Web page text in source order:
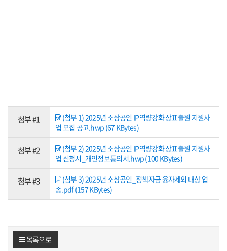
첨부 #1
(첨부 1) 2025년 소상공인 IP역량강화 상표출원 지원사
업 모집 공고.hwp (67 KBytes)
첨부 #2
(첨부 2) 2025년 소상공인 IP역량강화 상표출원 지원사
업 신청서_개인정보통의서.hwp (100 KBytes)
첨부 #3
(첨부 3) 2025년 소상공인_정책자금 융자제외 대상 업
종.pdf (157 KBytes)
목록으로